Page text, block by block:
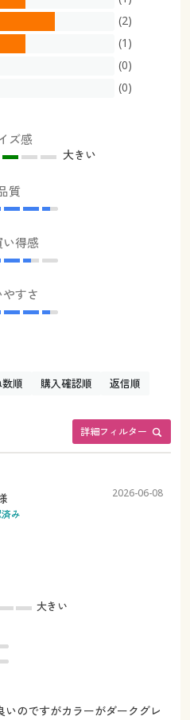
せ
(2)
(1)
(0)
(0)
ズ感
大きい
質
い得感
すさ
詳細フィルター
順 購入確認順
返信順
み
2026-06-08
大きい
のですがカラーがダークグレ